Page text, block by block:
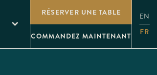
RÉSERVER UNE TABLE
COMMANDEZ MAINTENANT
EN
FR